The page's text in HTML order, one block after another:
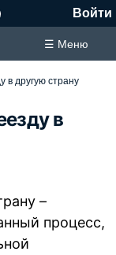
Войти
☰ Меню
в другую страну
в
–
процесс,